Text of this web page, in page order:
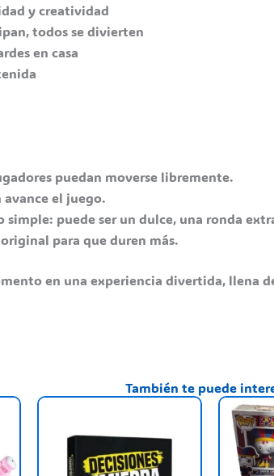
y creatividad
todos se divierten
en casa
puedan moverse libremente.
el juego.
puede ser un dulce, una ronda
para que duren más.
en una experiencia divertida, llena
También te puede
Este